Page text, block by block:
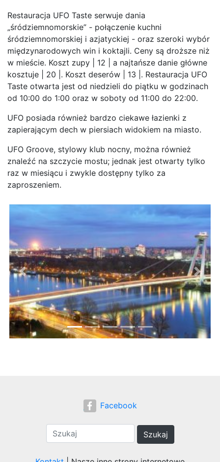
Restauracja UFO Taste serwuje dania
„śródziemnomorskie” - połączenie kuchni
śródziemnomorskiej i azjatyckiej - oraz szeroki wybór
międzynarodowych win i koktajli. Ceny są droższe niż
w mieście. Koszt zupy | 12 | a najtańsze danie główne
kosztuje | 20 |. Koszt deserów | 13 |. Restauracja UFO
Taste otwarta jest od niedzieli do piątku w godzinach
od 10:00 do 1:00 oraz w soboty od 11:00 do 22:00.
UFO posiada również bardzo ciekawe łazienki z
zapierającym dech w piersiach widokiem na miasto.
UFO Groove, stylowy klub nocny, można również
znaleźć na szczycie mostu; jednak jest otwarty tylko
raz w miesiącu i zwykle dostępny tylko za
zaproszeniem.
Previous Next
Facebook
Szukaj